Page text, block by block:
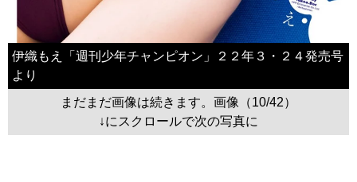
伊織もえ「週刊少年チャンピオン」２２年３・２４発売号
より
まだまだ画像は続きます。画像（10/42）
↓にスクロールで次の写真に